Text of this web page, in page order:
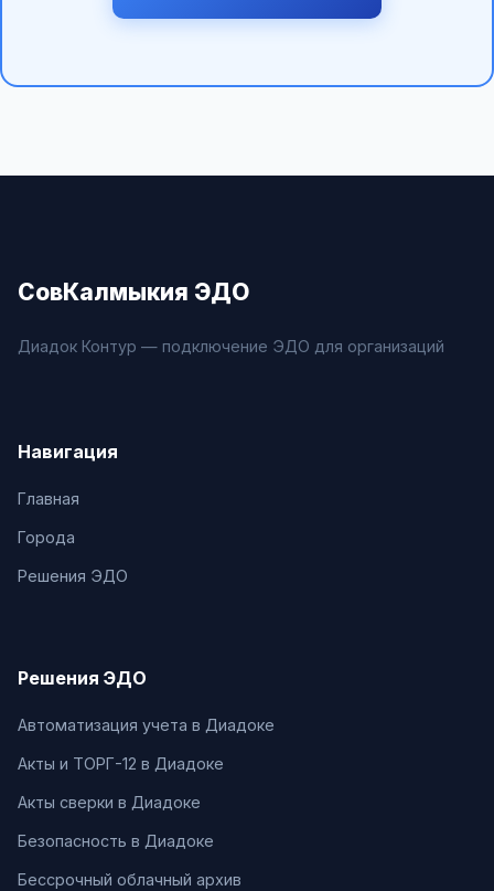
СовКалмыкия ЭДО
Диадок Контур — подключение ЭДО для организаций
Навигация
Главная
Города
Решения ЭДО
Решения ЭДО
Автоматизация учета в Диадоке
Акты и ТОРГ-12 в Диадоке
Акты сверки в Диадоке
Безопасность в Диадоке
Бессрочный облачный архив